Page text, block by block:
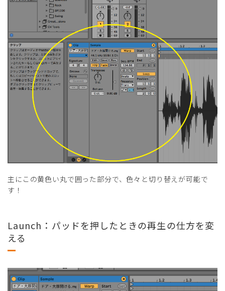
主にこの黄色い丸で囲った部分で、色々と切り替えが可能で
す！
Launch：パッドを押したときの再生の仕方を変
える